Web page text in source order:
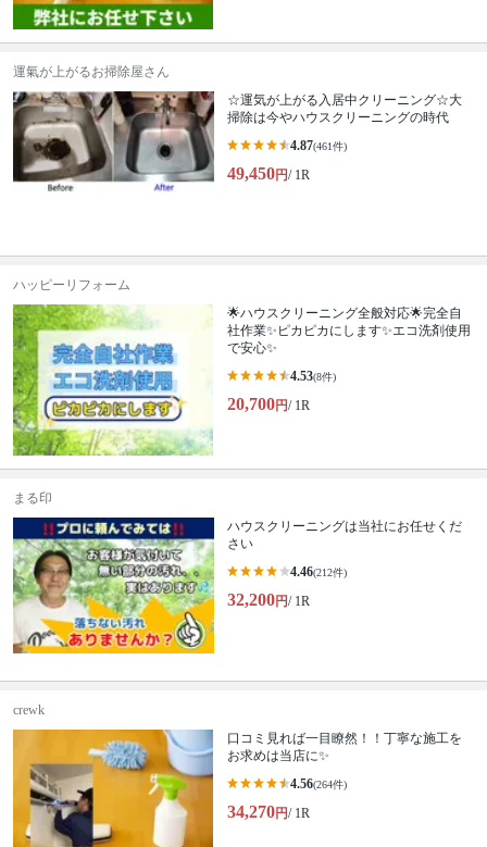
運氣が上がるお掃除屋さん
☆運気が上がる入居中クリーニング☆大
掃除は今やハウスクリーニングの時代
4.87(461件)
49,450円/ 1R
ハッピーリフォーム
🌟ハウスクリーニング全般対応🌟完全自
社作業✨️ピカピカにします✨️エコ洗剤使用
で安心✨
4.53(8件)
20,700円/ 1R
まる印
ハウスクリーニングは当社にお任せくだ
さい
4.46(212件)
32,200円/ 1R
crewk
口コミ見れば一目瞭然！！丁寧な施工を
お求めは当店に✨
4.56(264件)
34,270円/ 1R